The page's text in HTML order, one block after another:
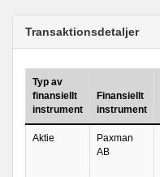
Transaktionsdetaljer
Typ av
finansiellt
instrument
Finansiellt
instrument
Aktie
Paxman
AB